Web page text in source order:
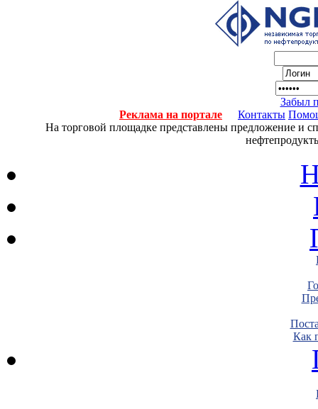
Забыл
Реклама на портале
Контакты
На торговой площадке представлены предложение и
Как